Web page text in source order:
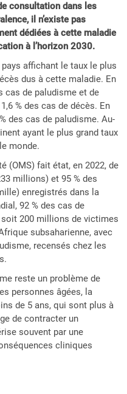
consultation dans les
il n’existe pas
dédiées à cette maladie
à l’horizon 2030.
affichant le taux le plus
dus à cette maladie. En
cas de paludisme et de
% des cas de décès. En
des cas de paludisme. Au-
ayant le plus grand taux
monde.
(OMS) fait état, en 2022, de
millions) et 95 % des
enregistrés dans la
92 % des cas de
200 millions de victimes
subsaharienne, avec
recensés chez les
reste un problème de
personnes âgées, la
de 5 ans, qui sont plus à
de contracter un
souvent par une
cliniques